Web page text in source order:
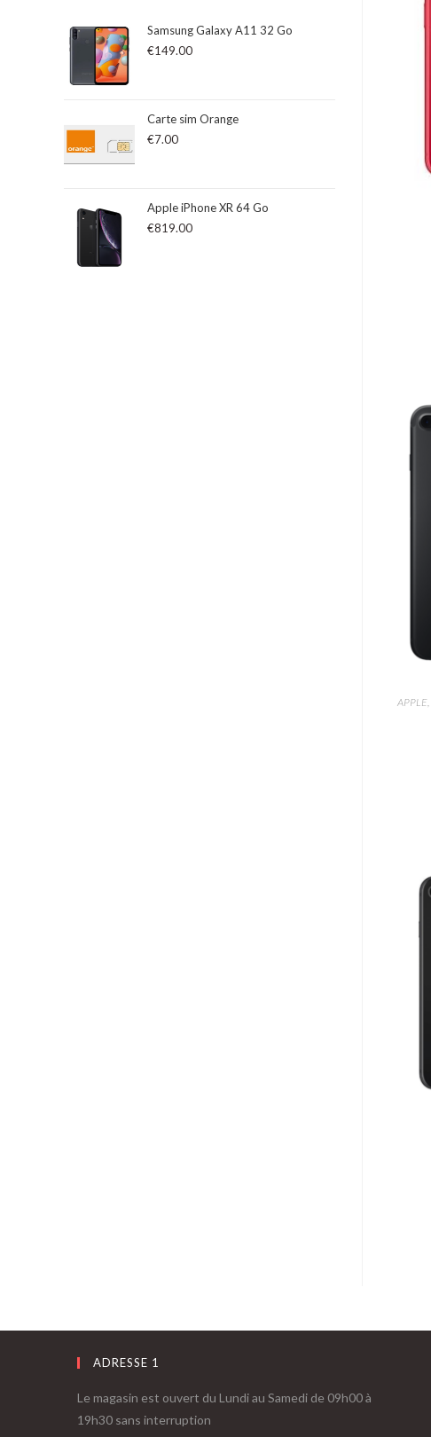
APPLE,
Samsung Galaxy A11 32 Go
€149.00
Carte sim Orange
€7.00
Apple iPhone XR 64 Go
€819.00
ADRESSE 1
Le magasin est ouvert du Lundi au Samedi de 09h00 à
19h30 sans interruption